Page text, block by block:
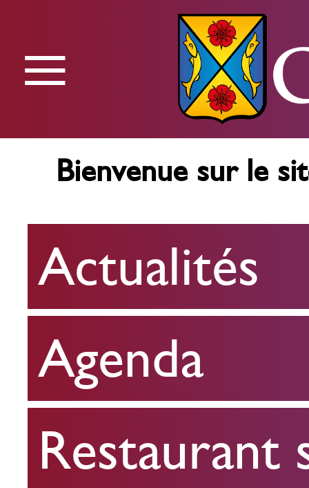
Menu
Actualités
Agenda
Restaurant
scolaire
Restaurant
≡
Bienvenue sur le
Actualités
Agenda
Restaurant